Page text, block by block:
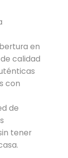
en
calidad
con
de
tener